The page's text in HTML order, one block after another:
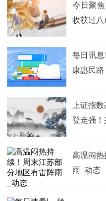
今日聚
收获过八
每日讯
康惠民
上证指
登走强！
高温闷热
雨_动态